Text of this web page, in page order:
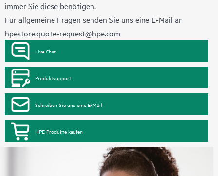
immer Sie diese benötigen.
Für allgemeine Fragen senden Sie uns eine E-Mail an
hpestore.quote-request@hpe.com
Live Chat
Produktsupport
Schreiben Sie uns eine E-Mail
HPE Produkte kaufen